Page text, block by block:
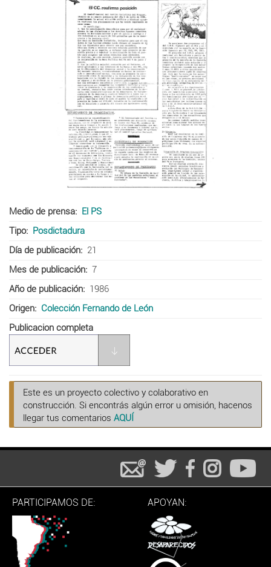
Medio de prensa
El PS
Tipo
Posdictadura
Día de publicación
21
Mes de publicación
7
Año de publicación
1986
Origen
Colección Fernando de León
Publicacion completa
Este es un proyecto colectivo y colaborativo en
construcción. Si encontrás algún error u omisión, hacenos
llegar tus comentarios AQUÍ
PARTICIPAMOS DE: APOYAN: